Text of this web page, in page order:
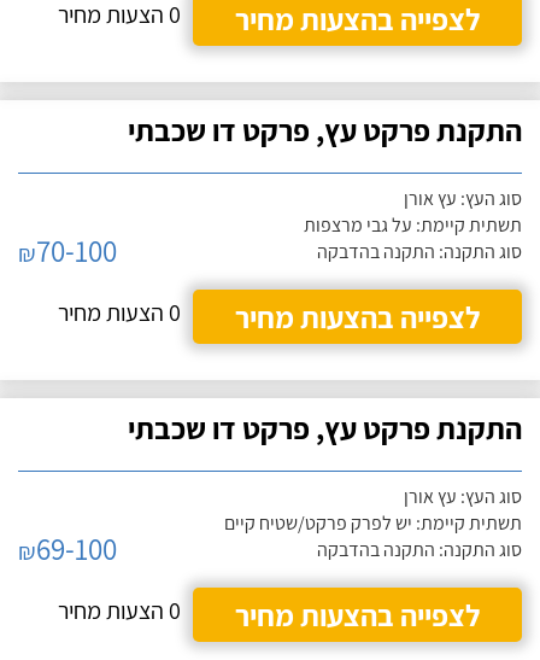
לצפייה בהצעות מחיר
0 הצעות מחיר
התקנת פרקט עץ, פרקט דו שכבתי
סוג העץ: עץ אורן
תשתית קיימת: על גבי מרצפות
סוג התקנה: התקנה בהדבקה
₪70-100
לצפייה בהצעות מחיר
0 הצעות מחיר
התקנת פרקט עץ, פרקט דו שכבתי
סוג העץ: עץ אורן
תשתית קיימת: יש לפרק פרקט/שטיח קיים
סוג התקנה: התקנה בהדבקה
₪69-100
לצפייה בהצעות מחיר
0 הצעות מחיר